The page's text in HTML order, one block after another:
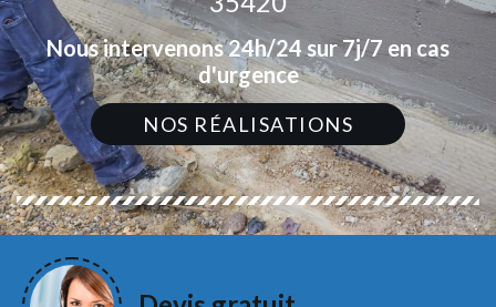
Nous intervenons 24h/24 sur 7j/7 en cas
d'urgence
NOS RÉALISATIONS